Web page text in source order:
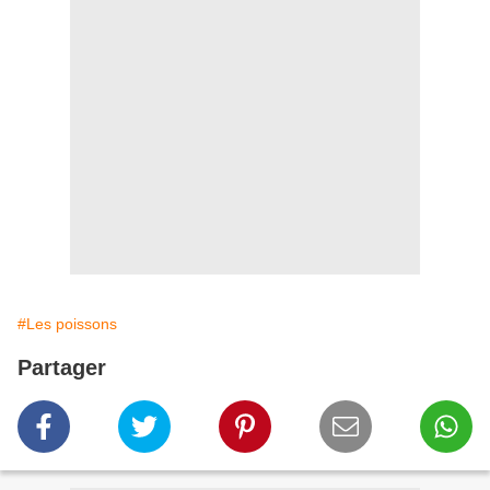
#Les poissons
Partager